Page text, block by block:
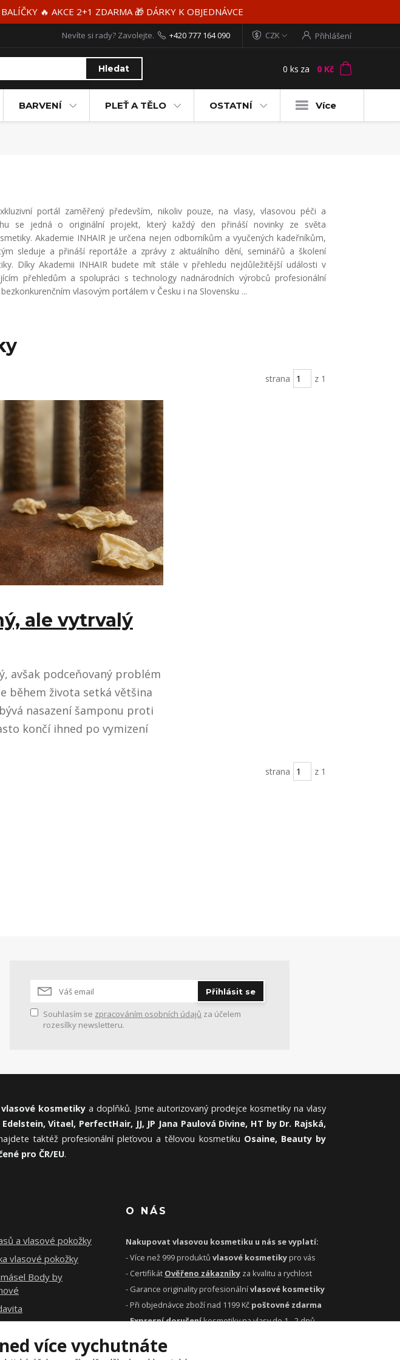
🔥 AKCE 2+1 ZDARMA 🎁 DÁRKY K OBJEDNÁVCE
CZK Přihlášení
Hledat
Nevíte si rady? Zavolejte. +420 777 164 090
0 ks za 0 Kč
BARVENÍ PLEŤ A TĚLO OSTATNÍ Více
portál zaměřený především, nikoliv pouze, na vlasy, vlasovou péči a
se jedná o originální projekt, který každý den přináší novinky ze světa
Akademie INHAIR je určena nejen odborníkům a vyučených kadeřníkům,
sleduje a přináší reportáže a zprávy z aktuálního dění, seminářů a školení
Díky Akademii INHAIR budete mít stále v přehledu nejdůležitější události v
přehledům a spolupráci s technology nadnárodních výrobců profesionální
vlasovým portálem v Česku i na Slovensku ...
strana z 1
ale vytrvalý
avšak podceňovaný problém
během života setká většina
nasazení šamponu proti
končí ihned po vymizení
strana z 1
Přihlásit se
Souhlasím se zpracováním osobních údajů za účelem
rozesílky newsletteru.
vlasové kosmetikya doplňků. Jsme autorizovaný prodejce kosmetiky na vlasy
Vitael, PerfectHair, JJ, JP Jana Paulová Divine, HT by Dr. Rajská,
taktéž profesionální pleťovou a tělovou kosmetiku Osaine, Beauty by
pro ČR/EU.
a vlasové pokožky
vlasové pokožky
Body by
O NÁS
Nakupovat vlasovou kosmetiku u nás se vyplatí:
- Více než 999 produktů vlasové kosmetiky pro vás
- Certifikát Ověřeno zákazníky za kvalitu a rychlost
- Garance originality profesionálnívlasové kosmetiky
- Při objednávce zboží nad 1199 Kč poštovné zdarma
-Expresní doručeníkosmetiky na vlasy do 1 - 2 dnů
Profesionální
více vychutnáte